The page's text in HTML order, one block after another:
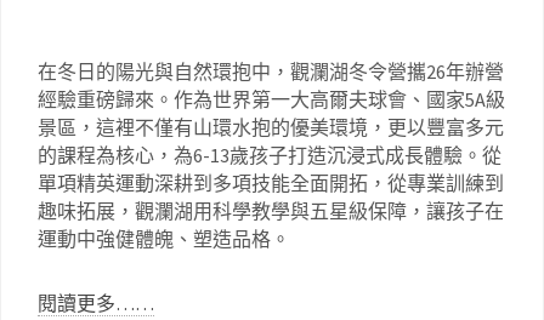
在冬日的陽光與自然環抱中，觀瀾湖冬令營攜26年辦營
經驗重磅歸來。作為世界第一大高爾夫球會、國家5A級
景區，這裡不僅有山環水抱的優美環境，更以豐富多元
的課程為核心，為6-13歲孩子打造沉浸式成長體驗。從
單項精英運動深耕到多項技能全面開拓，從專業訓練到
趣味拓展，觀瀾湖用科學教學與五星級保障，讓孩子在
運動中強健體魄、塑造品格。
閱讀更多……